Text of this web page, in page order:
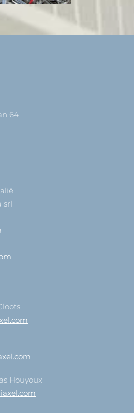
64
srl
Houyoux